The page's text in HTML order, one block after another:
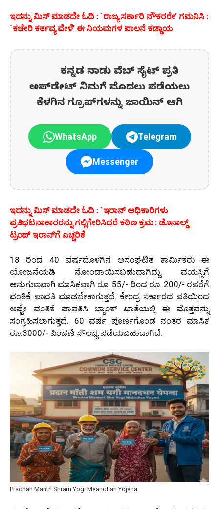
ಇದನ್ನು ಮಿಸ್‌ ಮಾಡದೇ ಓದಿ : `ರಾಜ್ಯ ಸರ್ಕಾರಿ ನೌಕರರೇ’ ಗಮನಿಸಿ :
`ಕಚೇರಿ ಕರ್ತವ್ಯ ವೇಳೆ’ ಈ ನಿಯಮಗಳ ಪಾಲನೆ ಕಡ್ಡಾಯ
ಕನ್ನಡ ನಾಡು ವೆಬ್ ಸೈಟ್ ಪ್ರತಿ
ಅಪ್‌ಡೇಟ್‌ ನಿಮಗೆ ಮೊದಲು ಪಡೆಯಲು
ಕೆಳಗಿನ ಗ್ರೂಪ್‌ಗಳನ್ನು ಜಾಯಿನ್ ಆಗಿ
WhatsApp Telegram
Messenger
ಇದನ್ನು ಮಿಸ್‌ ಮಾಡದೇ ಓದಿ : `ಇರಾನ್ ಅಧಿಕಾರಿಗಳು
ಪ್ರತಿಭಟನಾಕಾರರನ್ನು ಗಲ್ಲಿಗೇರಿಸಿದರೆ ಕಠಿಣ ಕ್ರಮ : ಡೊನಾಲ್ಡ್
ಟ್ರಂಪ್ ಇರಾನ್‌ಗೆ ಎಚ್ಚರಿಕೆ
18 ರಿಂದ 40 ವರ್ಷದೊಳಗಿನ ಅಸಂಘಟಿತ ಕಾರ್ಮಿಕರು ಈ
ಯೋಜನೆಯಡಿ ನೋಂದಾಯಿಸಬಹುದಾಗಿದ್ದು, ವಯಸ್ಸಿಗೆ
ಅನುಗುಣವಾಗಿ ಮಾಸಿಕವಾಗಿ ರೂ. 55/- ರಿಂದ ರೂ. 200/- ರವರೆಗೆ
ವಂತಿಕೆ ಪಾವತಿ ಮಾಡಬೇಕಾಗುತ್ತದೆ. ಕೇಂದ್ರ ಸರ್ಕಾರದ ವತಿಯಿಂದ
ಅಷ್ಟೇ ವಂತಿಕೆ ಪಾವತಿಸಿ ಬ್ಯಾಂಕ್ ಖಾತೆಯಲ್ಲಿ ಈ ಮೊತ್ತವನ್ನು
ಸಂಗ್ರಹಿಸಲಾಗುತ್ತದೆ. 60 ವರ್ಷ ಪೂರ್ಣಗೊಂಡ ನಂತರ ಮಾಸಿಕ
ರೂ.3000/- ಪಿಂಚಣಿ ಸೌಲಭ್ಯ ಪಡೆಯಬಹುದಾಗಿದೆ.
Pradhan Mantri Shram Yogi Maandhan Yojana